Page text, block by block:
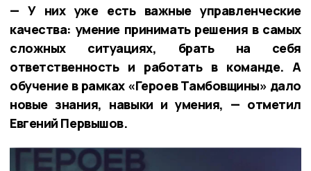
— У них уже есть важные управленческие
качества: умение принимать решения в самых
сложных ситуациях, брать на себя
ответственность и работать в команде. А
обучение в рамках «Героев Тамбовщины» дало
новые знания, навыки и умения, — отметил
Евгений Первышов.